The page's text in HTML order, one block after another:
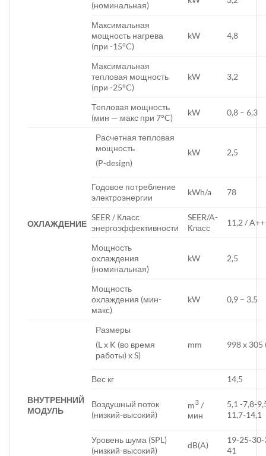
(номинальная)
Максимальная
мощность нагрева
(при -15°C)
kW 4,8
Максимальная
тепловая мощность
(при -25°C)
kW 3,2
Тепловая мощность
(мин — макс при 7°C)
kW 0,8 – 6,3
ОХЛАЖДЕНИЕ
Расчетная тепловая
мощность
(P-design)
kW 2,5
Годовое потребление
электроэнергии
kWh/a 78
SEER / Класс
энергоэффективности
SEER/A-
Класс
11,2 /
Мощность
охлаждения
(номинальная)
kW 2,5
Мощность
охлаждения (мин-
макс)
kW 0,9 – 3,5
ВНУТРЕННИЙ
МОДУЛЬ
Размеры
(L x K (во время
работы) x S)
mm 998 x 305
Вес кг 14,5
Воздушный поток
(низкий-высокий)
m3 /
мин
5,1 -7,8-
11,7-14,1
Уровень шума (SPL)
(низкий-высокий)
dB(A)
19-25-
41